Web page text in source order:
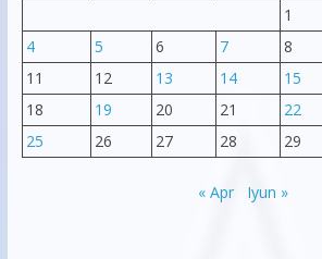
1
4
5 6 7 8
11
12 13 14 15
18
19 20 21 22
25
26 27 28 29
« Apr Iyun »